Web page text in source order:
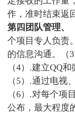
作，准时结束返
第四团队管理、
个项目专人负责
的信息沟通。（
（4）.建立QQ
（5）.通过电视
（6）.对每个项
公布，最大程度